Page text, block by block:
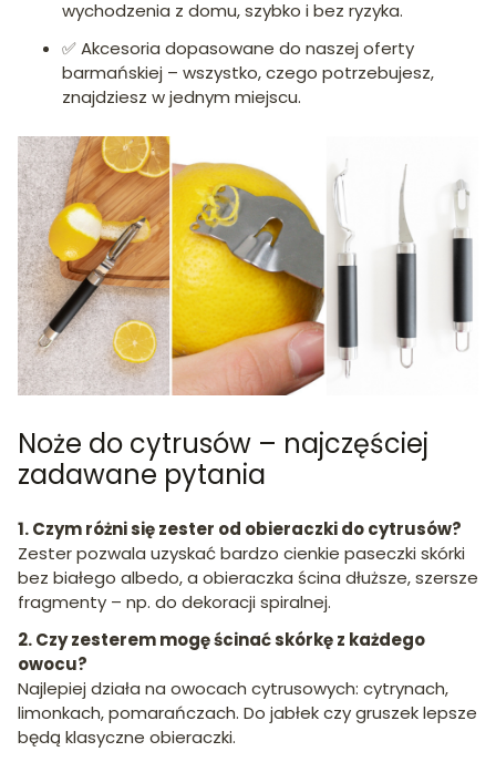
wychodzenia z domu, szybko i bez ryzyka.
✅ Akcesoria dopasowane do naszej oferty
barmańskiej – wszystko, czego potrzebujesz,
znajdziesz w jednym miejscu.
Noże do cytrusów – najczęściej
zadawane pytania
1. Czym różni się zester od obieraczki do cytrusów?
Zester pozwala uzyskać bardzo cienkie paseczki skórki
bez białego albedo, a obieraczka ścina dłuższe, szersze
fragmenty – np. do dekoracji spiralnej.
2. Czy zesterem mogę ścinać skórkę z każdego
owocu?
Najlepiej działa na owocach cytrusowych: cytrynach,
limonkach, pomarańczach. Do jabłek czy gruszek lepsze
będą klasyczne obieraczki.